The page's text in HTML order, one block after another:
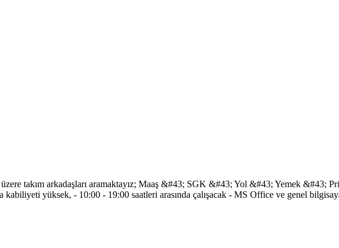
takım arkadaşları aramaktayız; Maaş &#43; SGK &#43; Yol &#43; Yemek &#43;
yüksek, - 10:00 - 19:00 saatleri arasında çalışacak - MS Office ve genel bilgisayar